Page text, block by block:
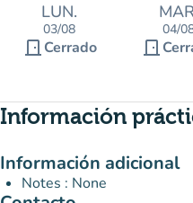
LUN.
03/08
door_front Cerrado
04/
door_front
Información
Información adicional
Notes : None